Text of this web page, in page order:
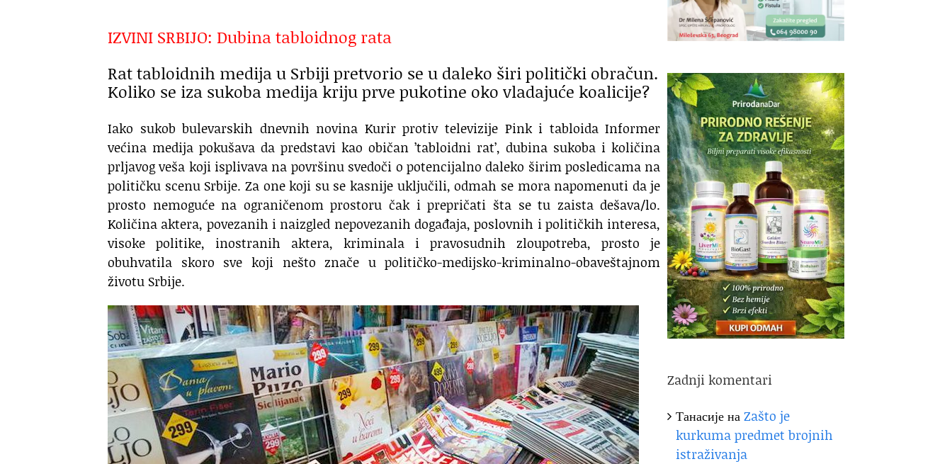
IZVINI SRBIJO: Dubina tabloidnog rata
Rat tabloidnih medija u Srbiji pretvorio se u daleko širi politički obračun.
Koliko se iza sukoba medija kriju prve pukotine oko vladajuće koalicije?
Iako sukob bulevarskih dnevnih novina Kurir protiv televizije Pink i tabloida Informer
većina medija pokušava da predstavi kao običan ’tabloidni rat’, dubina sukoba i količina
prljavog veša koji isplivava na površinu svedoči o potencijalno daleko širim posledicama na
političku scenu Srbije. Za one koji su se kasnije uključili, odmah se mora napomenuti da je
prosto nemoguće na ograničenom prostoru čak i prepričati šta se tu zaista dešava/lo.
Količina aktera, povezanih i naizgled nepovezanih događaja, poslovnih i političkih interesa,
visoke politike, inostranih aktera, kriminala i pravosudnih zloupotreba, prosto je
obuhvatila skoro sve koji nešto znače u političko-medijsko-kriminalno-obaveštajnom
životu Srbije.
Zadnji komentari
ТанасијенаZašto je
kurkuma predmet brojnih
istraživanja